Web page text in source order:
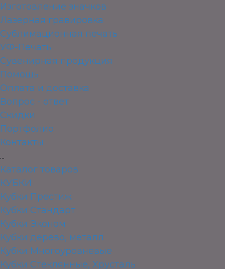
Изготовление значков
Лазерная гравировка
Сублимационная печать
УФ-Печать
Сувенирная продукция
Помощь
Оплата и доставка
Вопрос - ответ
Скидки
Портфолио
Контакты
...
Каталог товаров
КУБКИ
Кубки Престиж
Кубки Стандарт
Кубки Эконом
Кубки дерево, металл
Кубки Многоуровневые
Кубки Стеклянные, Хрусталь